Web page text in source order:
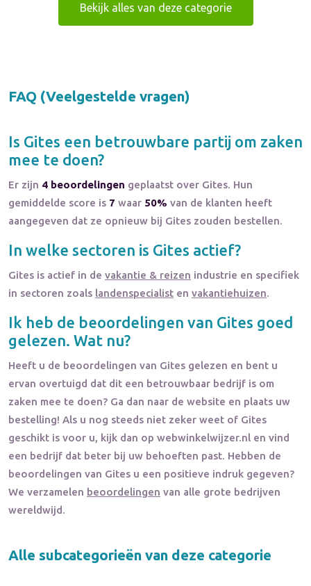
Bekijk alles van deze categorie
FAQ (Veelgestelde vragen)
Is Gites een betrouwbare partij om zaken
mee te doen?
Er zijn 4 beoordelingen geplaatst over Gites. Hun
gemiddelde score is 7 waar 50% van de klanten heeft
aangegeven dat ze opnieuw bij Gites zouden bestellen.
In welke sectoren is Gites actief?
Gites is actief in de vakantie & reizen industrie en specifiek
in sectoren zoals landenspecialist en vakantiehuizen.
Ik heb de beoordelingen van Gites goed
gelezen. Wat nu?
Heeft u de beoordelingen van Gites gelezen en bent u
ervan overtuigd dat dit een betrouwbaar bedrijf is om
zaken mee te doen? Ga dan naar de website en plaats uw
bestelling! Als u nog steeds niet zeker weet of Gites
geschikt is voor u, kijk dan op webwinkelwijzer.nl en vind
een bedrijf dat beter bij uw behoeften past. Hebben de
beoordelingen van Gites u een positieve indruk gegeven?
We verzamelen beoordelingen van alle grote bedrijven
wereldwijd.
Alle subcategorieën van deze categorie